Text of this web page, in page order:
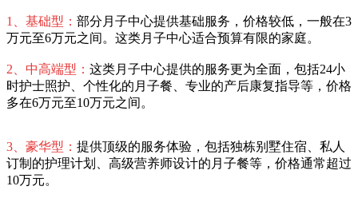
1、基础型： 部分月子中心提供基础服务，价格较低，一般在3
万元至6万元之间。这类月子中心适合预算有限的家庭。
2、中高端型： 这类月子中心提供的服务更为全面，包括24小
时护士照护、个性化的月子餐、专业的产后康复指导等，价格
多在6万元至10万元之间。
3、豪华型： 提供顶级的服务体验，包括独栋别墅住宿、私人
订制的护理计划、高级营养师设计的月子餐等，价格通常超过
10万元。